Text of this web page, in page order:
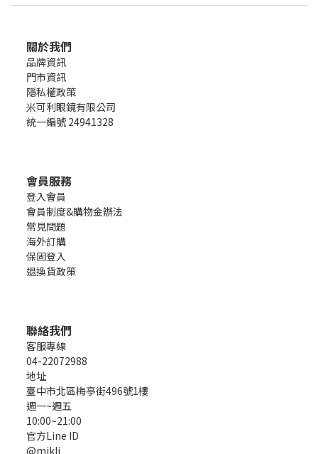
關於我們
品牌資訊
門市資訊
隱私權政策
米可利眼鏡有限公司
統一編號 24941328
會員服務
登入會員
會員制度&購物金辦法
常見問題
海外訂購
保固登入
退換貨政策
聯絡我們
客服專線
04-22072988
地址
臺中市北區梅亭街496號1樓
週一~週五
10:00~21:00
官方Line ID
@mikli